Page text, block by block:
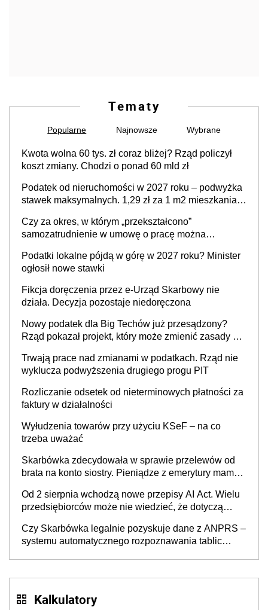
Tematy
Popularne Najnowsze Wybrane
Kwota wolna 60 tys. zł coraz bliżej? Rząd policzył
koszt zmiany. Chodzi o ponad 60 mld zł
Podatek od nieruchomości w 2027 roku – podwyżka
stawek maksymalnych. 1,29 zł za 1 m2 mieszkania,
prowadzeniem działalności gospodarczej
Czy za okres, w którym „przekształcono”
samozatrudnienie w umowę o pracę można
cywilnoprawnej jedynym racjonalnym wyjściem
Podatki lokalne pójdą w górę w 2027 roku? Minister
ogłosił nowe stawki
Fikcja doręczenia przez e-Urząd Skarbowy nie
działa. Decyzja pozostaje niedoręczona
Nowy podatek dla Big Techów już przesądzony?
Rząd pokazał projekt, który może zmienić zasady gry
Trwają prace nad zmianami w podatkach. Rząd nie
wyklucza podwyższenia drugiego progu PIT
Rozliczanie odsetek od nieterminowych płatności za
faktury w działalności
Wyłudzenia towarów przy użyciu KSeF – na co
trzeba uważać
Skarbówka zdecydowała w sprawie przelewów od
brata na konto siostry. Pieniądze z emerytury mamy
będzie
Od 2 sierpnia wchodzą nowe przepisy AI Act. Wielu
przedsiębiorców może nie wiedzieć, że dotyczą
Czy Skarbówka legalnie pozyskuje dane z ANPRS –
systemu automatycznego rozpoznawania tablic
Kalkulatory